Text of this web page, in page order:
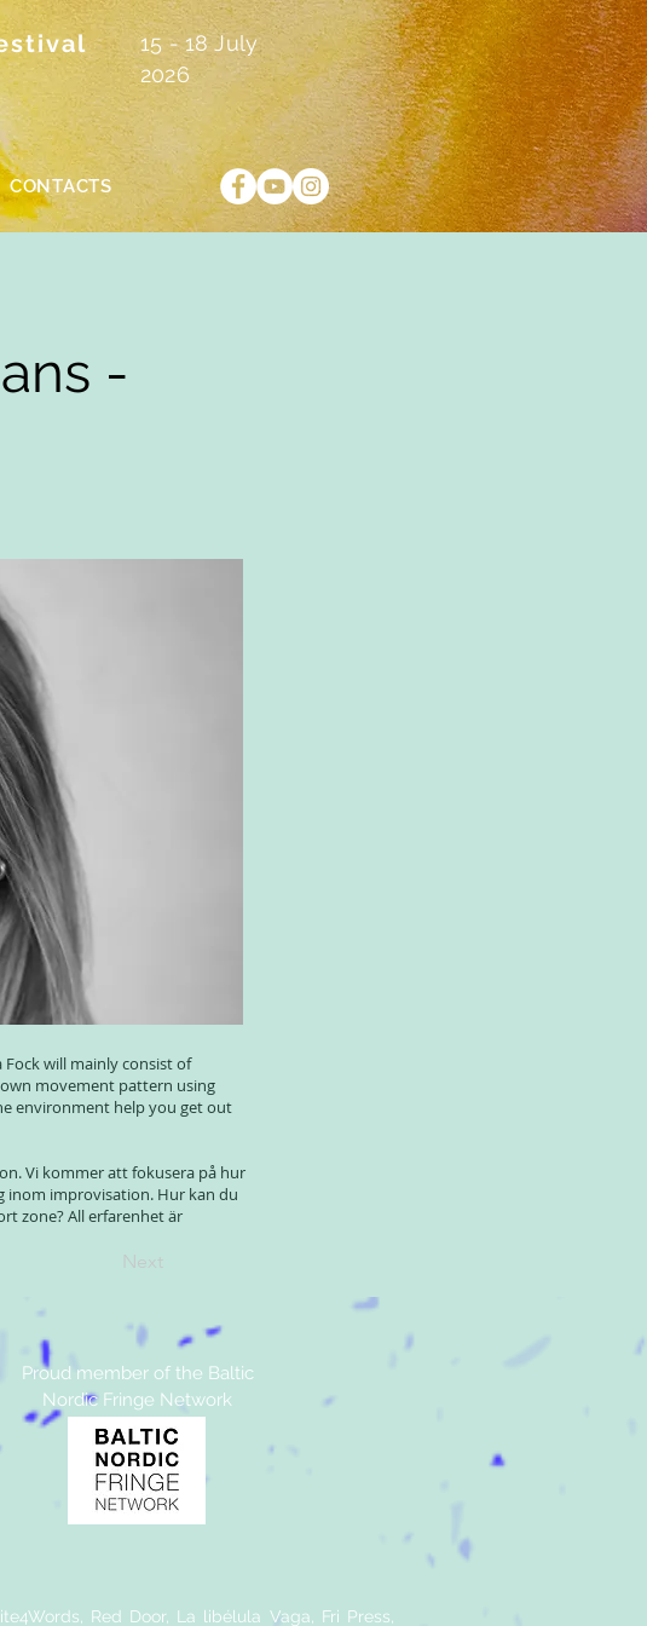
15 - 18 July
2026
CONTACTS
-
Fock will mainly consist of
movement pattern using
environment help you get out
Vi kommer att fokusera på hur
inom improvisation. Hur kan du
zone? All erfarenhet är
Next
Proud member of the Baltic
Nordic Fringe Network
Red Door, La libélula Vaga, Fri Press,